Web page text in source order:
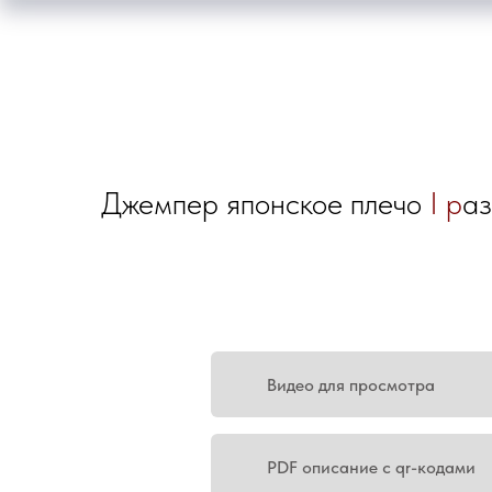
Джемпер японское плечо I р
Видео для просмотра
PDF описание с qr-кодами